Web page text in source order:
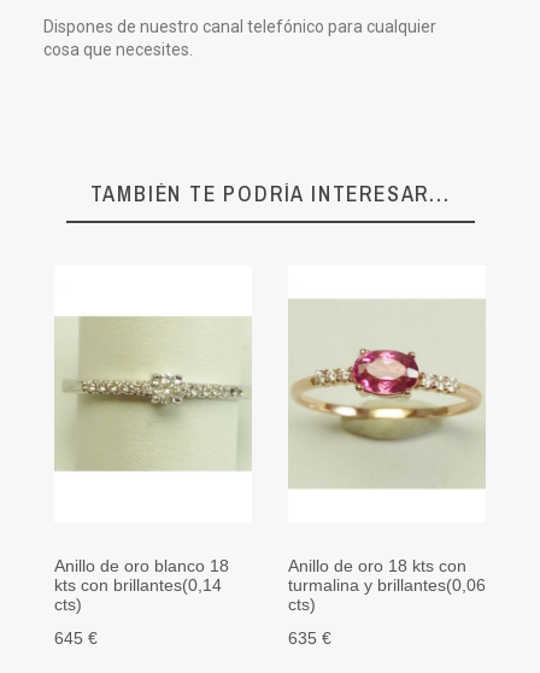
Dispones de nuestro canal telefónico para cualquier
cosa que necesites.
TAMBIÉN TE PODRÍA INTERESAR...
Anillo de oro blanco 18
kts con brillantes(0,14
cts)
645 €
Anillo de oro 18 kts con
turmalina y brillantes(0,06
cts)
635 €